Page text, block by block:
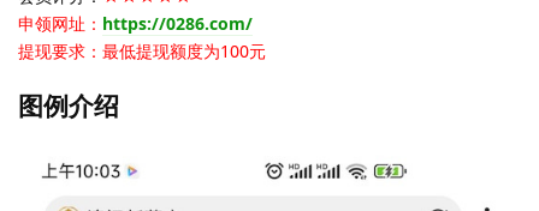
申领网址： https://0286.com/
提现要求：最低提现额度为100元
图例介绍